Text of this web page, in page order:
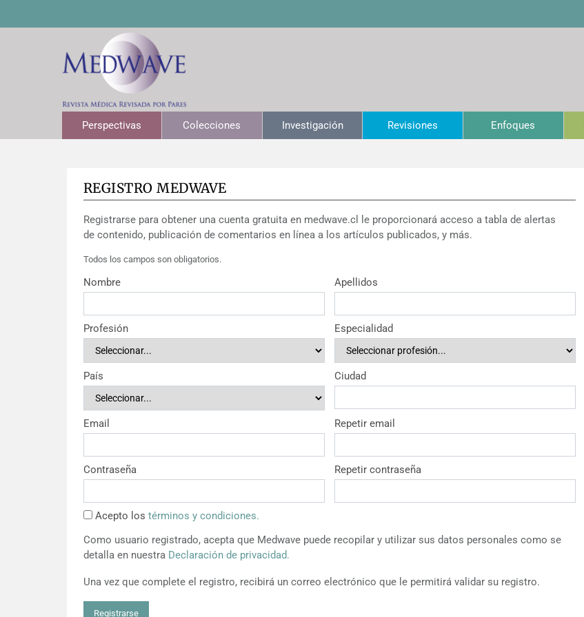
Perspectivas Colecciones Investigación Revisiones Enfoques
REGISTRO MEDWAVE
Registrarse para obtener una cuenta gratuita en medwave.cl le proporcionará acceso a tabla de alertas
de contenido, publicación de comentarios en línea a los artículos publicados, y más.
Todos los campos son obligatorios.
Nombre Apellidos
Profesión Especialidad
País Ciudad
Email Repetir email
Contraseña Repetir contraseña
Acepto los términos y condiciones.
Como usuario registrado, acepta que Medwave puede recopilar y utilizar sus datos personales como se
detalla en nuestra Declaración de privacidad.
Una vez que complete el registro, recibirá un correo electrónico que le permitirá validar su registro.
Registrarse